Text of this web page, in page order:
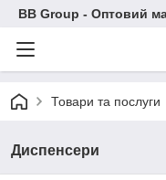
BB Group - Оптовий
Товари та послуги
Диспенсери